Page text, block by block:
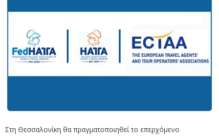
Στη Θεσσαλονίκη θα πραγματοποιηθεί το επερχόμενο